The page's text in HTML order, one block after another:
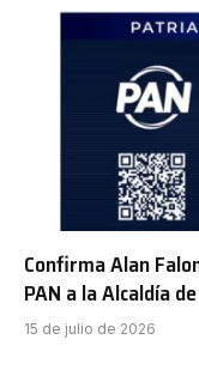
Confirma Alan
PAN a la Alcaldía
15 de julio de 2026